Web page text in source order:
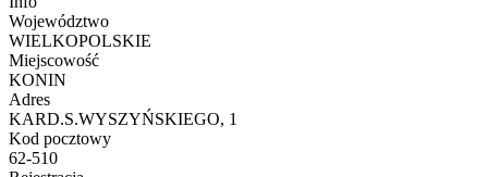
Województwo
WIELKOPOLSKIE
Miejscowość
KONIN
Adres
KARD.S.WYSZYŃSKIEGO, 1
Kod pocztowy
62-510